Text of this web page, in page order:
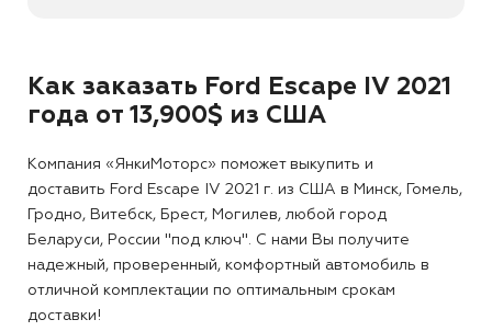
Как заказать Ford Escape IV 2021
года от 13,900$ из США
Компания «ЯнкиМоторс» поможет выкупить и
доставить Ford Escape IV 2021 г. из США в Минск, Гомель,
Гродно, Витебск, Брест, Могилев, любой город
Беларуси, России "под ключ". С нами Вы получите
надежный, проверенный, комфортный автомобиль в
отличной комплектации по оптимальным срокам
доставки!